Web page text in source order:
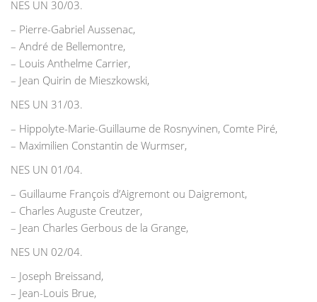
NES UN 30/03.
– Pierre-Gabriel Aussenac,
– André de Bellemontre,
– Louis Anthelme Carrier,
– Jean Quirin de Mieszkowski,
NES UN 31/03.
– Hippolyte-Marie-Guillaume de Rosnyvinen, Comte Piré,
– Maximilien Constantin de Wurmser,
NES UN 01/04.
– Guillaume François d’Aigremont ou Daigremont,
– Charles Auguste Creutzer,
– Jean Charles Gerbous de la Grange,
NES UN 02/04.
– Joseph Breissand,
– Jean-Louis Brue,